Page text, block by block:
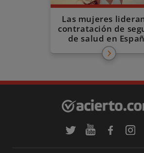
Las mujeres
contratación de
de salud en